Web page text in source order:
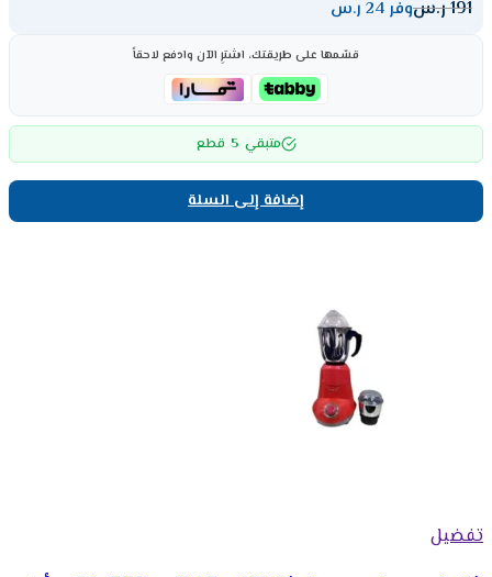
191ر.سوفر 24 ر.س
قسّمها على طريقتك، اشترِ الآن وادفع لاحقاً
متبقي 5 قطع
إضافة إلى السلة
تفضيل